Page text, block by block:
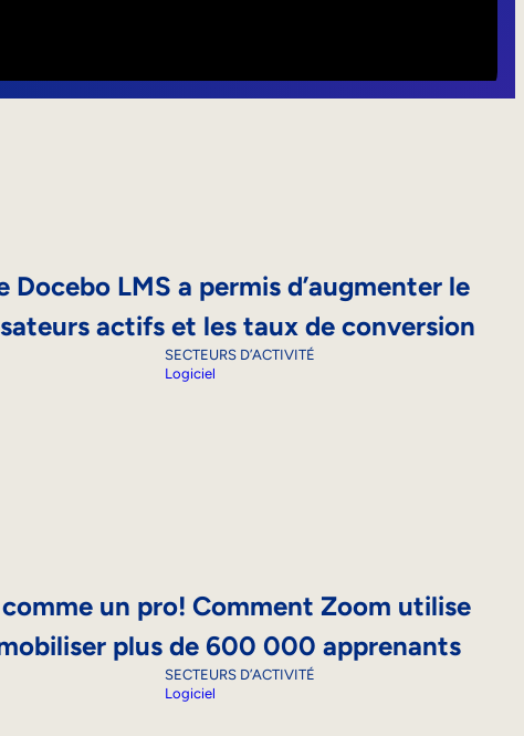
Docebo LMS a permis d’augmenter le
actifs et les taux de conversion
SECTEURS D’ACTIVITÉ
Logiciel
un pro! Comment Zoom utilise
plus de 600 000 apprenants
SECTEURS D’ACTIVITÉ
Logiciel